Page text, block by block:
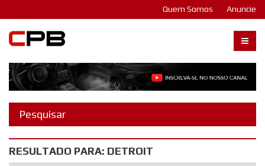
Quem Somos Anuncie
RESULTADO PARA: DETROIT